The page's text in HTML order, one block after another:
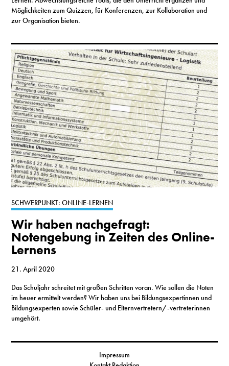
Möglichkeiten zum Quizzen, für Konferenzen, zur Kollaboration und
zur Organisation bieten.
SCHWERPUNKT: ONLINE-LERNEN
Wir haben nachgefragt:
Notengebung in Zeiten des Online-
Lernens
21. April 2020
Das Schuljahr schreitet mit großen Schritten voran. Wie sollen die Noten
im heuer ermittelt werden? Wir haben uns bei Bildungsexpertinnen und
Bildungsexperten sowie Schüler- und Elternvertretern/-vertreterinnen
umgehört.
Impressum